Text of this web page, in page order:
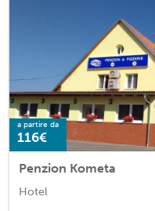
a partire da
116€
Penzion Kometa
Hotel